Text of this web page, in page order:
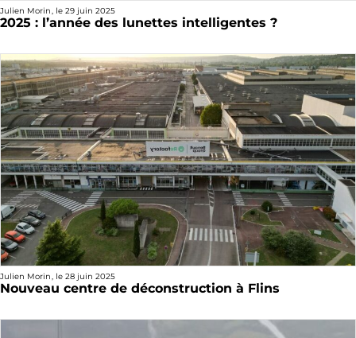
Julien Morin, le 29 juin 2025
2025 : l’année des lunettes intelligentes ?
Julien Morin, le 28 juin 2025
Nouveau centre de déconstruction à Flins